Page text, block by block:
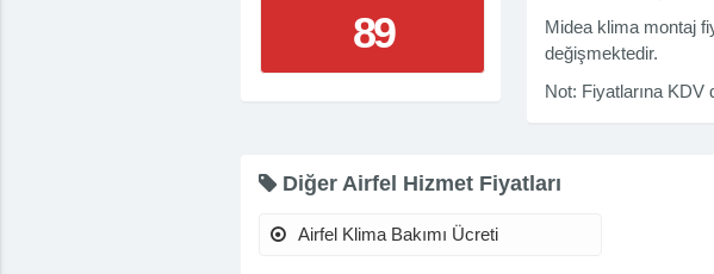
89
Midea klima montaj
değişmektedir.
Not: Fiyatlarına KDV
Diğer Airfel Hizmet Fiyatları
Airfel Klima Bakımı Ücreti